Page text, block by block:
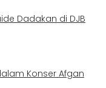
Dadakan di DJB
Konser Afgan